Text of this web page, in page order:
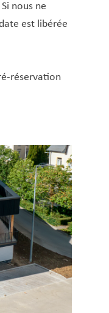
nous ne
est libérée
réservation